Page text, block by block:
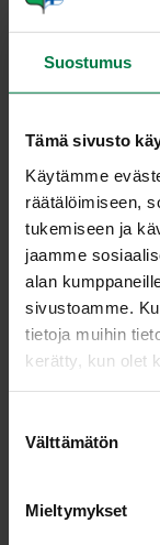
Suostumus
Tämä sivusto
Käytämme
räätälöimiseen,
tukemiseen ja
jaamme
alan
sivustoamme.
tietoja muihin
kerätty, kun olet
Välttämätön
Mieltymykset
Aa­sia­lai­nen
vis­vok­ki